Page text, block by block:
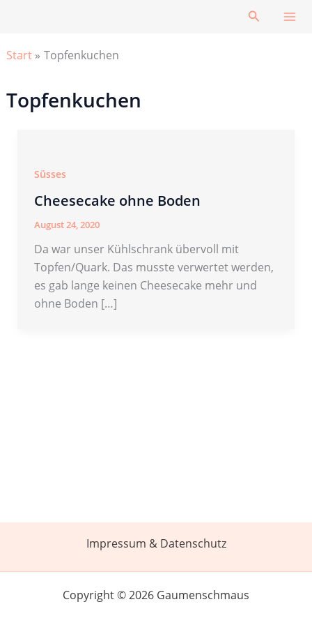
Suchen
Start Topfenkuchen
Topfenkuchen
Süsses
Cheesecake ohne Boden
August 24, 2020
Da war unser Kühlschrank übervoll mit
Topfen/Quark. Das musste verwertet werden,
es gab lange keinen Cheesecake mehr und
ohne Boden […]
Impressum & Datenschutz
Copyright © 2026 Gaumenschmaus